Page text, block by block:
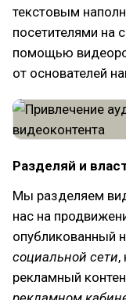
текстовым
посетителями на
помощью
от основателей
Разделяй и
Мы разделяем
нас на
опубликованный
социальной сети,
рекламный